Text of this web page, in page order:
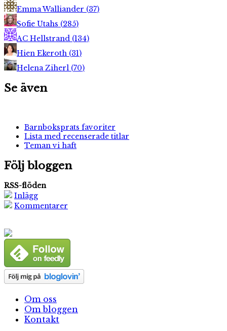
Emma Walliander (37)
Sofie Utahs (285)
AC Hellstrand (134)
Hien Ekeroth (31)
Helena Ziherl (70)
Se även
Barnboksprats favoriter
Lista med recenserade titlar
Teman vi haft
Följ bloggen
RSS-flöden
Inlägg
Kommentarer
Om oss
Om bloggen
Kontakt